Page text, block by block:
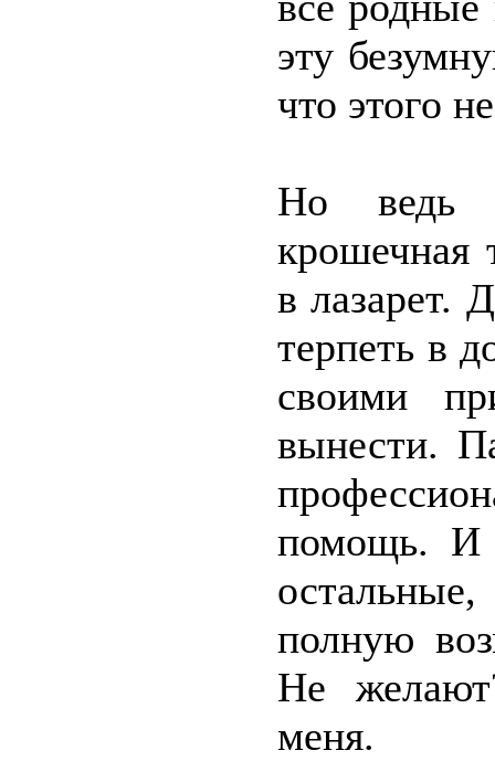
эту
что этого
Но ведь
крошечная
в лазарет.
терпеть в
своими
вынести.
помощь. И
полную
Не
меня.